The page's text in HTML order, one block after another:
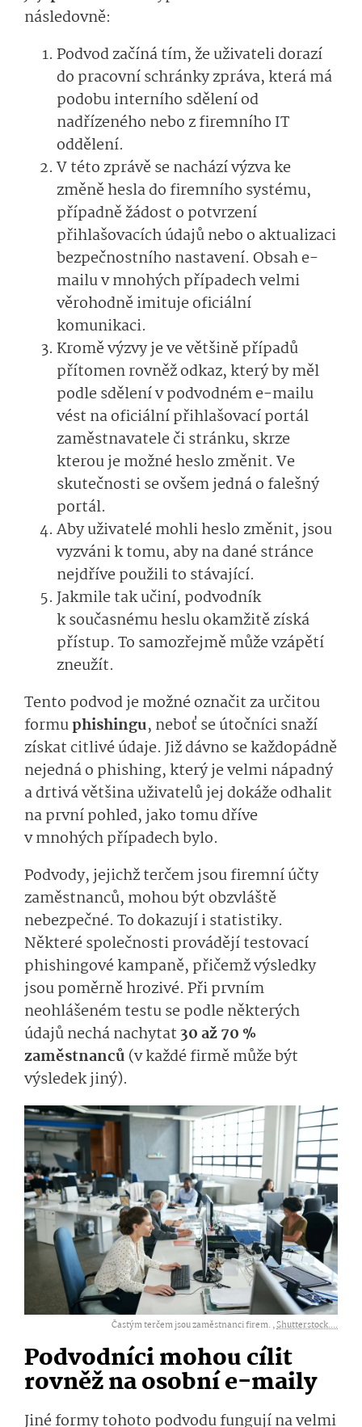
následovně:
Podvod začíná tím, že uživateli dorazí
do pracovní schránky zpráva, která má
podobu interního sdělení od
nadřízeného nebo z firemního IT
oddělení.
V této zprávě se nachází výzva ke
změně hesla do firemního systému,
případně žádost o potvrzení
přihlašovacích údajů nebo o aktualizaci
bezpečnostního nastavení. Obsah e-
mailu v mnohých případech velmi
věrohodně imituje oficiální
komunikaci.
Kromě výzvy je ve většině případů
přítomen rovněž odkaz, který by měl
podle sdělení v podvodném e-mailu
vést na oficiální přihlašovací portál
zaměstnavatele či stránku, skrze
kterou je možné heslo změnit. Ve
skutečnosti se ovšem jedná o falešný
portál.
Aby uživatelé mohli heslo změnit, jsou
vyzváni k tomu, aby na dané stránce
nejdříve použili to stávající.
Jakmile tak učiní, podvodník
k současnému heslu okamžitě získá
přístup. To samozřejmě může vzápětí
zneužít.
Tento podvod je možné označit za určitou
formuphishingu, neboť se útočníci snaží
získat citlivé údaje. Již dávno se každopádně
nejedná o phishing, který je velmi nápadný
a drtivá většina uživatelů jej dokáže odhalit
na první pohled, jako tomu dříve
v mnohých případech bylo.
Podvody, jejichž terčem jsou firemní účty
zaměstnanců, mohou být obzvláště
nebezpečné. To dokazují i statistiky.
Některé společnosti provádějí testovací
phishingové kampaně, přičemž výsledky
jsou poměrně hrozivé. Při prvním
neohlášeném testu se podle některých
údajů nechá nachytat30 až 70 %
zaměstnanců (v každé firmě může být
výsledek jiný).
Častým terčem jsou zaměstnanci firem. ,Shutterstock....
Podvodníci mohou cílit
rovněž na osobní e-maily
Jiné formy tohoto podvodu fungují na velmi